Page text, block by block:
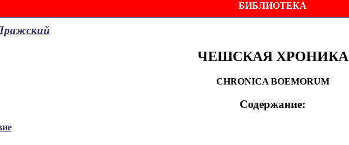
БИБЛИОТЕКА
ЧЕШСКАЯ ХРОНИКА
CHRONICA BOEMORUM
Содержание: